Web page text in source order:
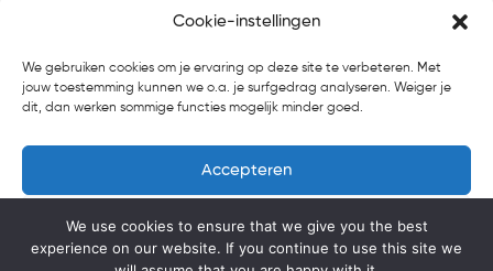
Cookie-instellingen
We gebruiken cookies om je ervaring op deze site te verbeteren. Met
jouw toestemming kunnen we o.a. je surfgedrag analyseren. Weiger je
dit, dan werken sommige functies mogelijk minder goed.
Accepteren
Weigeren
Introductie Blog
Over Ons Contact
We use cookies to ensure that we give you the best
experience on our website. If you continue to use this site we